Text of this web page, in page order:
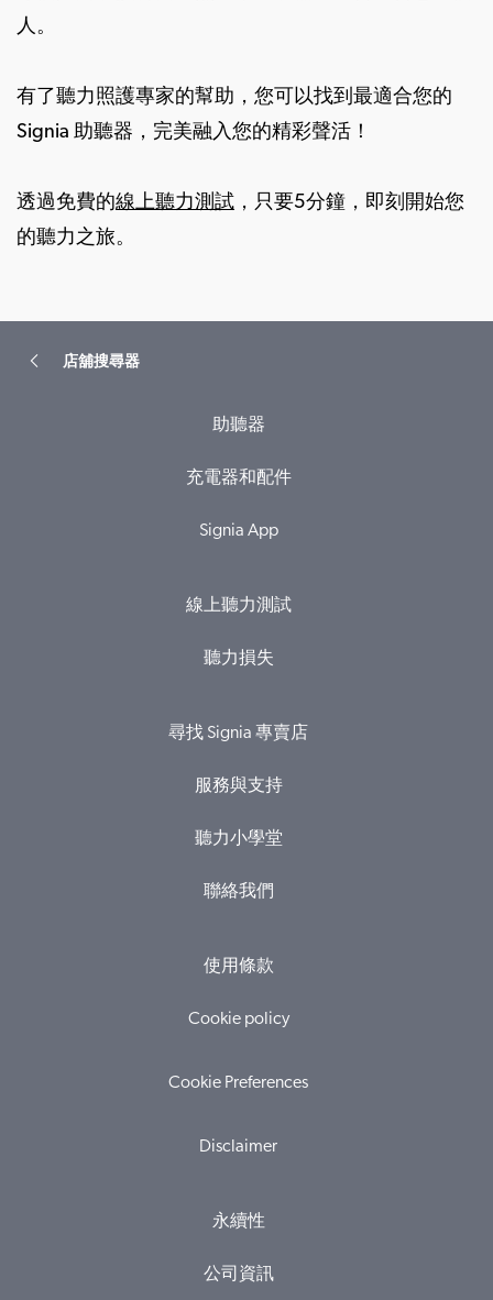
人。
有了聽力照護專家的幫助，您可以找到最適合您的
Signia 助聽器，完美融入您的精彩聲活！
透過免費的線上聽力測試 ，只要5分鐘，即刻開始您
的聽力之旅。
店舖搜尋器
助聽器
充電器和配件
Signia App
線上聽力測試
聽力損失
尋找 Signia 專賣店
服務與支持
聽力小學堂
聯絡我們
使用條款
Cookie policy
Cookie Preferences
Disclaimer
永續性
公司資訊